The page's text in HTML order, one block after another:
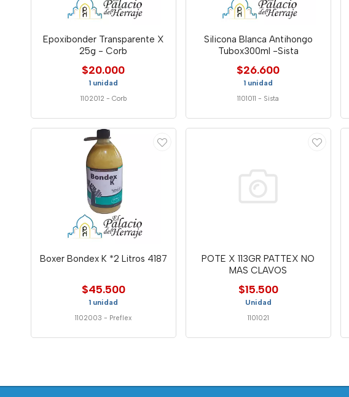
Epoxibonder Transparente X
25g - Corb
$20.000
1 unidad
1102012 - Corb
Silicona Blanca Antihongo
Tubox300ml -Sista
$26.600
1 unidad
1101011 - Sista
Boxer Bondex K *2 Litros 4187
$45.500
1 unidad
1102003 - Preflex
POTE X 113GR PATTEX NO
MAS CLAVOS
$15.500
Unidad
1101021